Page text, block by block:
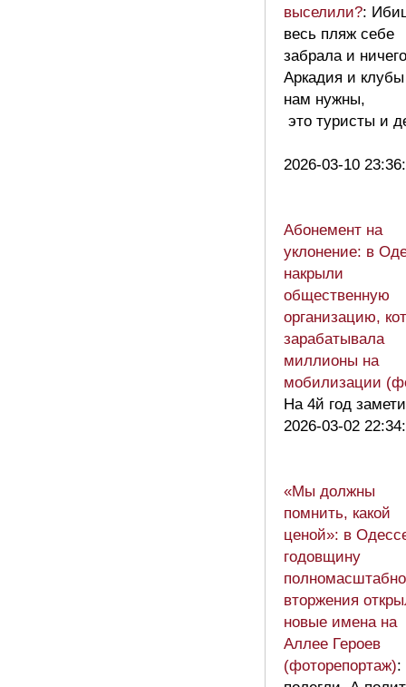
выселили?:
весь пляж себе
забрала и
Аркадия и клубы
нам нужны,
это туристы и
2026-03-10
Абонемент на
уклонение: в
накрыли
общественную
организацию,
зарабатывала
миллионы на
мобилизации
На 4й год
2026-03-02
«Мы должны
помнить, какой
ценой»: в
годовщину
вторжения
новые имена на
Аллее Героев
(фоторепортаж):